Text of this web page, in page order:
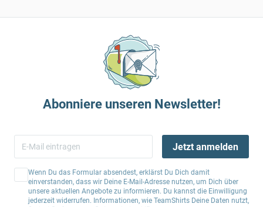
Abonniere unseren Newsletter!
Jetzt anmelden
Wenn Du das Formular absendest, erklärst Du Dich damit
einverstanden, dass wir Deine E-Mail-Adresse nutzen, um Dich über
unsere aktuellen Angebote zu informieren. Du kannst die Einwilligung
jederzeit widerrufen. Informationen, wie TeamShirts Deine Daten nutzt,